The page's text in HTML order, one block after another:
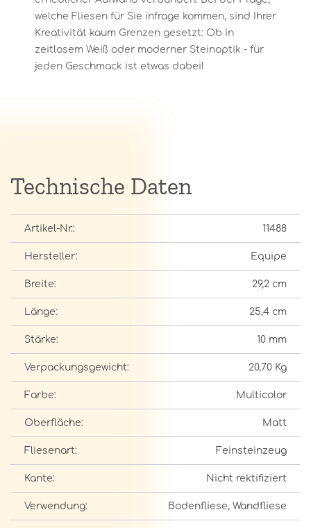
welche Fliesen für Sie infrage kommen, sind Ihrer
Kreativität kaum Grenzen gesetzt: Ob in
zeitlosem Weiß oder moderner Steinoptik - für
jeden Geschmack ist etwas dabei!
Technische Daten
Artikel-Nr.: 11488
Hersteller: Equipe
Breite: 29,2 cm
Länge: 25,4 cm
Stärke: 10 mm
Verpackungsgewicht: 20,70 Kg
Farbe: Multicolor
Oberfläche: Matt
Fliesenart: Feinsteinzeug
Kante: Nicht rektifiziert
Verwendung: Bodenfliese, Wandfliese